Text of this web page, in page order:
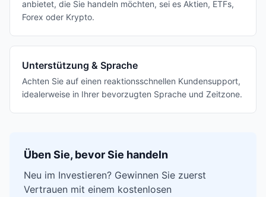
anbietet, die Sie handeln möchten, sei es Aktien, ETFs,
Forex oder Krypto.
Unterstützung & Sprache
Achten Sie auf einen reaktionsschnellen Kundensupport,
idealerweise in Ihrer bevorzugten Sprache und Zeitzone.
Üben Sie, bevor Sie handeln
Neu im Investieren? Gewinnen Sie zuerst
Vertrauen mit einem kostenlosen